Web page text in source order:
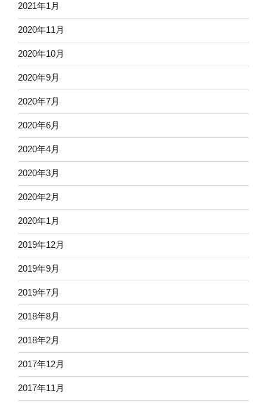
2021年1月
2020年11月
2020年10月
2020年9月
2020年7月
2020年6月
2020年4月
2020年3月
2020年2月
2020年1月
2019年12月
2019年9月
2019年7月
2018年8月
2018年2月
2017年12月
2017年11月